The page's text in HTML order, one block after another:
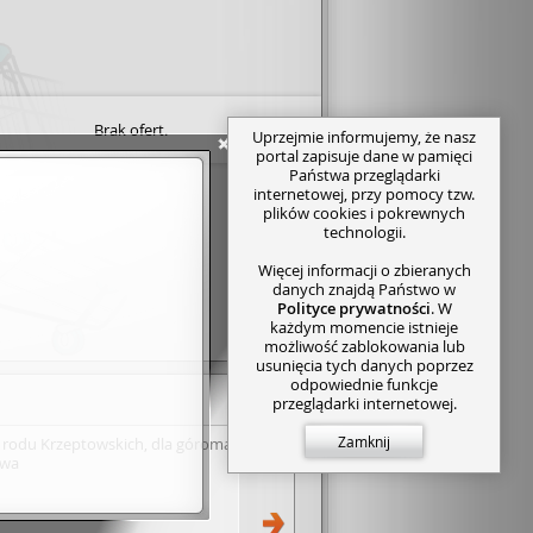
Brak ofert.
rodu Krzeptowskich, dla góromaniaka
Uprzejmie informujemy, że nasz
portal zapisuje dane w pamięci
Państwa przeglądarki
internetowej, przy pomocy tzw.
plików cookies i pokrewnych
technologii.
Więcej informacji o zbieranych
danych znajdą Państwo w
Polityce prywatności. W
każdym momencie istnieje
możliwość zablokowania lub
usunięcia tych danych poprzez
odpowiednie funkcje
przeglądarki internetowej.
Zamknij